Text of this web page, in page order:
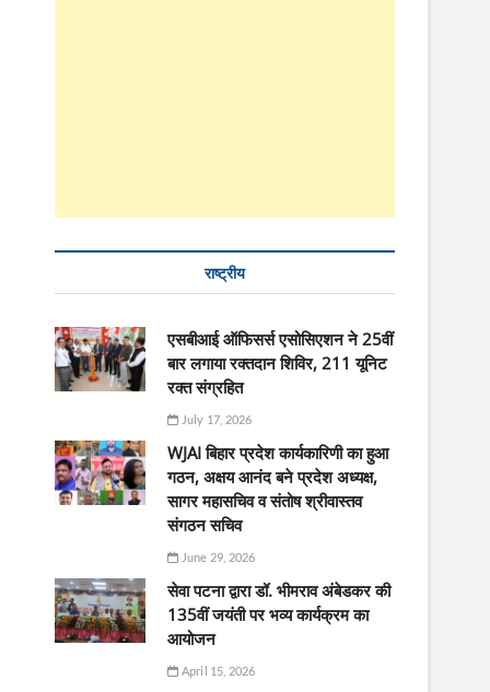
राष्ट्रीय
एसबीआई ऑफिसर्स एसोसिएशन ने 25वीं
बार लगाया रक्तदान शिविर, 211 यूनिट
रक्त संग्रहित
July 17, 2026
WJAI बिहार प्रदेश कार्यकारिणी का हुआ
गठन, अक्षय आनंद बने प्रदेश अध्यक्ष,
सागर महासचिव व संतोष श्रीवास्तव
संगठन सचिव
June 29, 2026
सेवा पटना द्वारा डॉ. भीमराव अंबेडकर की
135वीं जयंती पर भव्य कार्यक्रम का
आयोजन
April 15, 2026